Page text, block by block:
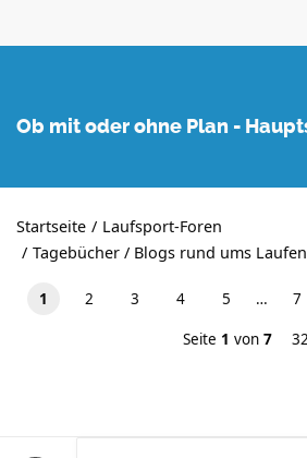
Ob mit oder ohne Plan -
Startseite
Laufsport-Foren
Tagebücher / Blogs rund ums Laufen
1 2 3 4 5 … 7
Seite 1 von 7